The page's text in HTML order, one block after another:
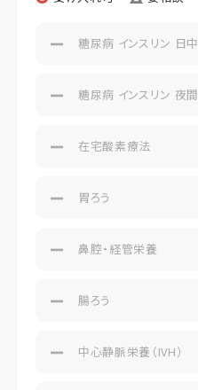
糖尿病 インスリン 日
糖尿病 インスリン 夜間
在宅酸素療法
胃ろう
鼻腔・経管栄養
腸ろう
中心静脈栄養（IVH）